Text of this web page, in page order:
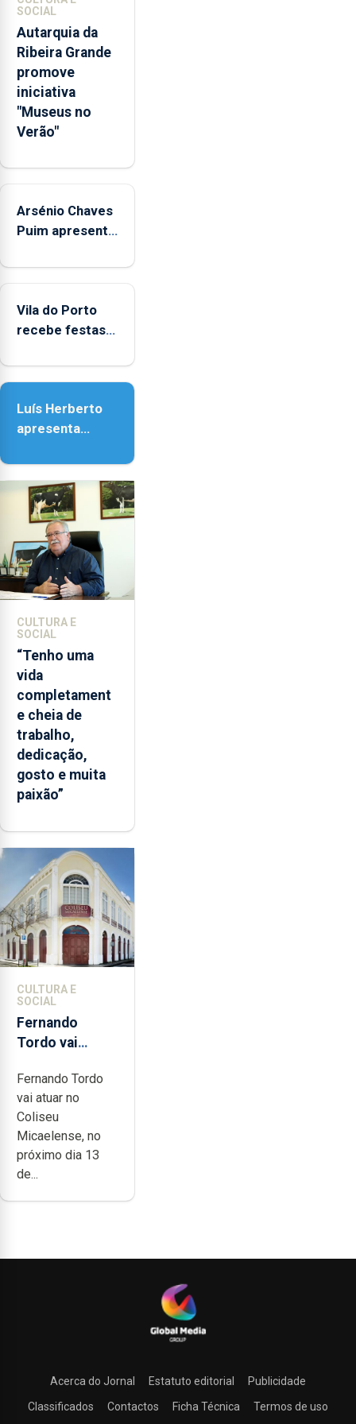
pessoais,
emocionais
e
sociais
junto
das
crianças
SOCIAL
Autarquia da
Ribeira Grande
promove
iniciativa
"Museus no
Verão"
Arsénio Chaves
Puim apresenta
Biblioteca de
Vila do Porto
recebe festas
Nossa Senhora
Luís Herberto
apresenta
Paisagem’
CULTURA E
SOCIAL
“Tenho uma
vida
completament
e cheia de
trabalho,
dedicação,
gosto e muita
paixão”
CULTURA E
SOCIAL
Fernando
Tordo vai
anos de
carreira no
Coliseu
Micaelense
Fernando Tordo
vai atuar no
Coliseu
Micaelense, no
próximo dia 13
de...
Acerca do Jornal Estatuto editorial
Publicidade
Classificados
Contactos Ficha Técnica Termos de uso